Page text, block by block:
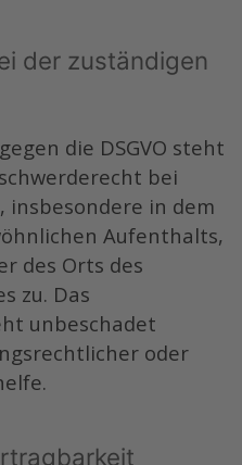
der zuständigen
die DSGVO steht
bei
insbesondere in dem
Aufenthalts,
des Orts des
zu. Das
unbeschadet
oder